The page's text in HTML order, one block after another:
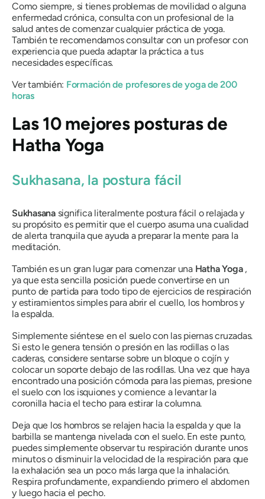
Como siempre, si tienes problemas de movilidad o alguna
enfermedad crónica, consulta con un profesional de la
salud antes de comenzar cualquier práctica de yoga.
También te recomendamos consultar con un profesor con
experiencia que pueda adaptar la práctica a tus
necesidades específicas.
Ver también: Formación de profesores de yoga de 200
horas
Las 10 mejores posturas de
Hatha Yoga
Sukhasana, la postura fácil
Sukhasanasignifica literalmente postura fácil o relajada y
su propósito es permitir que el cuerpo asuma una cualidad
de alerta tranquila que ayuda a preparar la mente para la
meditación.
También es un gran lugar para comenzar una HathaYoga,
ya que esta sencilla posición puede convertirse en un
punto de partida para todo tipo de ejercicios de respiración
y estiramientos simples para abrir el cuello, los hombros y
la espalda.
Simplemente siéntese en el suelo con las piernas cruzadas.
Si esto le genera tensión o presión en las rodillas o las
caderas, considere sentarse sobre un bloque o cojín y
colocar un soporte debajo de las rodillas. Una vez que haya
encontrado una posición cómoda para las piernas, presione
el suelo con los isquiones y comience a levantar la
coronilla hacia el techo para estirar la columna.
Deja que los hombros se relajen hacia la espalda y que la
barbilla se mantenga nivelada con el suelo. En este punto,
puedes simplemente observar tu respiración durante unos
minutos o disminuir la velocidad de la respiración para que
la exhalación sea un poco más larga que la inhalación.
Respira profundamente, expandiendo primero el abdomen
y luego hacia el pecho.